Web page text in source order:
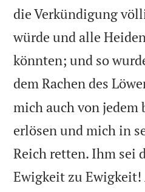
die Verkündigung
würde und alle
könnten; und so
dem Rachen des
mich auch von jedem
erlösen und mich in
Reich retten. Ihm sei
Ewigkeit zu Ewigkeit!